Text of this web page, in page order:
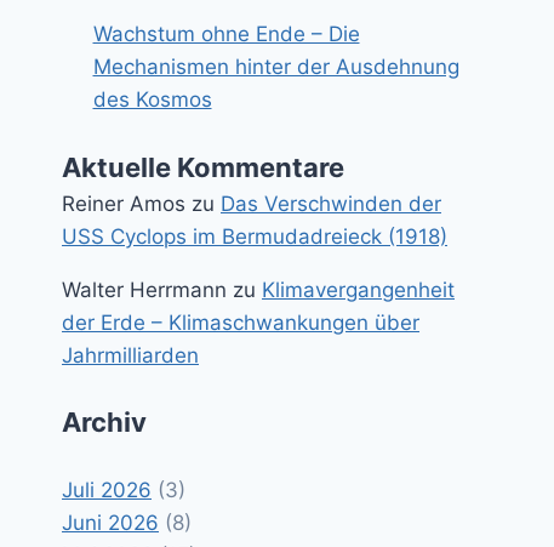
Wachstum ohne Ende – Die
Mechanismen hinter der Ausdehnung
des Kosmos
Aktuelle Kommentare
Reiner Amos zu Das Verschwinden der
USS Cyclops im Bermudadreieck (1918)
Walter Herrmann zu Klimavergangenheit
der Erde – Klimaschwankungen über
Jahrmilliarden
Archiv
Juli 2026 (3)
Juni 2026 (8)